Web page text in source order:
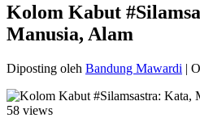
Kolom Kabut
Manusia, Alam
Diposting oleh Bandung Mawardi |
58 views